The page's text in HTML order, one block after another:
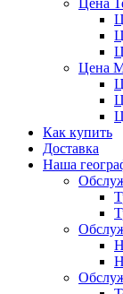
Цена
Цена
Как купить
Доставка
Наша